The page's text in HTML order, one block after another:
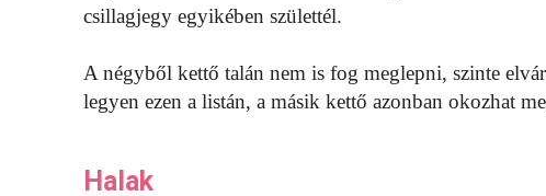
csillagjegy egyikében születtél.
A négyből kettő talán nem is fog meglepni, szinte
legyen ezen a listán, a másik kettő azonban okozhat
Halak